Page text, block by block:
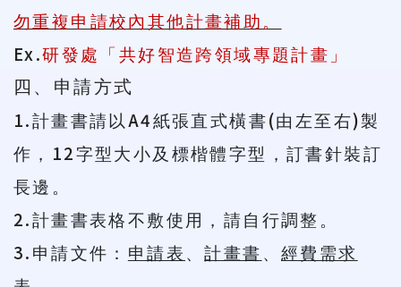
勿重複申請校內其他計畫補助。
Ex.研發處「共好智造跨領域專題計畫」
四、申請方式
1.計畫書請以 A4紙張直式橫書(由左至右)製
作，
12字型大小及標楷體字型，訂書針裝訂
長邊。
2.計畫書表格不敷使用，請自行調整。
3. 申請文件： 申請表 、計畫書 、經費需求